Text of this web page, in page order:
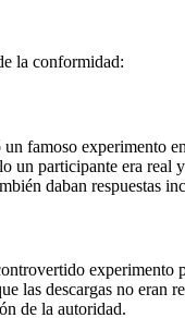
la conformidad:
famoso experimento
participante era real
daban respuestas
experimento
las descargas no eran
de la autoridad.